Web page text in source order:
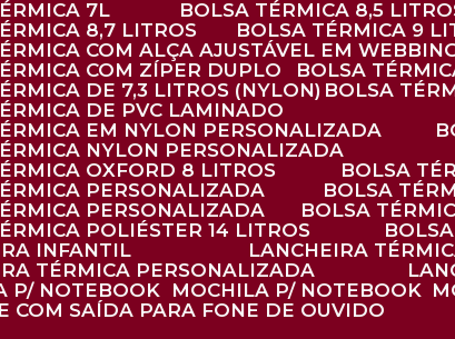
7L
BOLSA TÉRMICA 8,5
8,7 LITROS
BOLSA TÉRMICA 9
COM ALÇA AJUSTÁVEL EM
COM ZÍPER DUPLO
BOLSA
DE 7,3 LITROS (NYLON)
BOLSA
DE PVC LAMINADO
EM NYLON PERSONALIZADA
NYLON PERSONALIZADA
OXFORD 8 LITROS
BOLSA
PERSONALIZADA
BOLSA
PERSONALIZADA
BOLSA
POLIÉSTER 14 LITROS
INFANTIL
LANCHEIRA
TÉRMICA PERSONALIZADA
P/ NOTEBOOK
MOCHILA P/ NOTEBOOK
COM SAÍDA PARA FONE DE OUVIDO